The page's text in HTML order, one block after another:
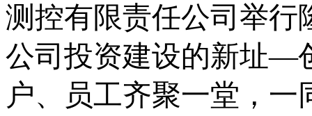
测控有限责任公司 举行
公司投资建设的新址—
户、
员工齐聚一堂，